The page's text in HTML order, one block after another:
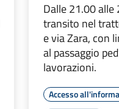
Dalle 21.00
transito nel
e via Zara, con
al passaggio
lavorazioni.
Accesso